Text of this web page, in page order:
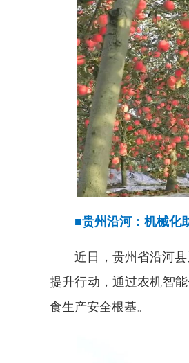
■贵州沿河：机械化
近日，贵州省沿河县
提升行动，通过农机智
食生产安全根基。